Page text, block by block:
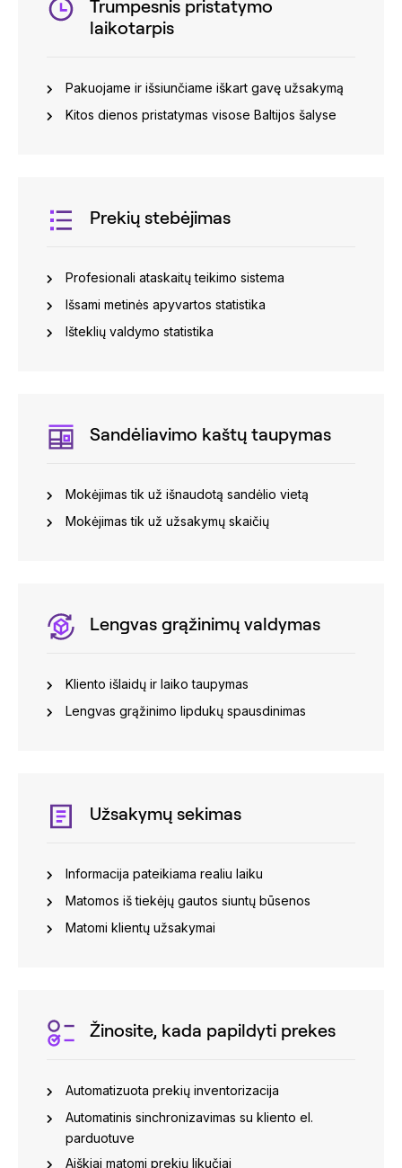
Trumpesnis pristatymo
laikotarpis
Pakuojame ir išsiunčiame iškart gavę užsakymą
Kitos dienos pristatymas visose Baltijos šalyse
Prekių stebėjimas
Profesionali ataskaitų teikimo sistema
Išsami metinės apyvartos statistika
Išteklių valdymo statistika
Sandėliavimo kaštų taupymas
Mokėjimas tik už išnaudotą sandėlio vietą
Mokėjimas tik už užsakymų skaičių
Lengvas grąžinimų valdymas
Kliento išlaidų ir laiko taupymas
Lengvas grąžinimo lipdukų spausdinimas
Užsakymų sekimas
Informacija pateikiama realiu laiku
Matomos iš tiekėjų gautos siuntų būsenos
Matomi klientų užsakymai
Žinosite, kada papildyti prekes
Automatizuota prekių inventorizacija
Automatinis sinchronizavimas su kliento el.
parduotuve
Aiškiai matomi prekių likučiai